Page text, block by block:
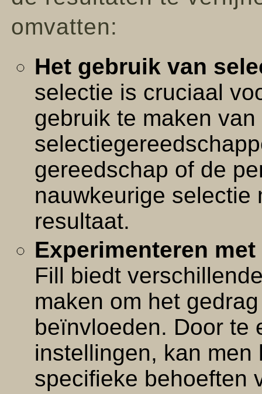
omvatten:
Het gebruik van
selectie is cruciaal
gebruik te maken
gereedschap of de
nauwkeurige selectie
resultaat.
Experimenteren
Fill biedt
maken om het
beïnvloeden. Door te
instellingen, kan
specifieke behoeften